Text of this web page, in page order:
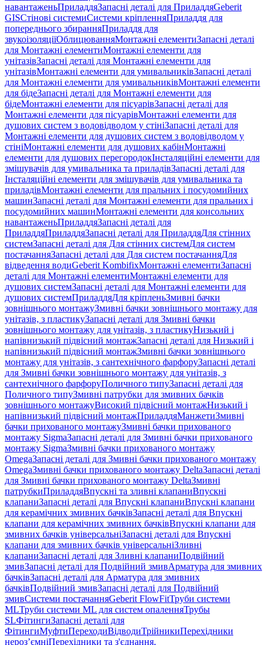
навантаженьПриладдяЗапасні деталі для ПриладдяGeberit
GISСтінові системиСистеми кріпленняПриладдя для
попереднього збиранняПриладдя для
звукоізоляціїОблицюванняМонтажні елементиЗапасні деталі
для Монтажні елементиМонтажні елементи для
унітазівЗапасні деталі для Монтажні елементи для
унітазівМонтажні елементи для умивальниківЗапасні деталі
для Монтажні елементи для умивальниківМонтажні елементи
для бідеЗапасні деталі для Монтажні елементи для
бідеМонтажні елементи для пісуарівЗапасні деталі для
Монтажні елементи для пісуарівМонтажні елементи для
душових систем з водовідводом у стініЗапасні деталі для
Монтажні елементи для душових систем з водовідводом у
стініМонтажні елементи для душових кабінМонтажні
елементи для душових перегородокІнсталяційні елементи для
змішувачів для умивальника та приладівЗапасні деталі для
Інсталяційні елементи для змішувачів для умивальника та
приладівМонтажні елементи для пральних і посудомийних
машинЗапасні деталі для Монтажні елементи для пральних і
посудомийних машинМонтажні елементи для консольних
навантаженьПриладдяЗапасні деталі для
ПриладдяПриладдяЗапасні деталі для ПриладдяДля стінних
системЗапасні деталі для Для стінних системДля систем
постачанняЗапасні деталі для Для систем постачанняДля
відведення водиGeberit KombifixМонтажні елементиЗапасні
деталі для Монтажні елементиМонтажні елементи для
душових системЗапасні деталі для Монтажні елементи для
душових системПриладдяДля кріпленьЗмивні бачки
зовнішнього монтажуЗмивні бачки зовнішнього монтажу для
унітазів, з пластикуЗапасні деталі для Змивні бачки
зовнішнього монтажу для унітазів, з пластикуНизький і
напівнизький підвісний монтажЗапасні деталі для Низький і
напівнизький підвісний монтажЗмивні бачки зовнішнього
монтажу для унітазів, з сантехнічного фарфоруЗапасні деталі
для Змивні бачки зовнішнього монтажу для унітазів, з
сантехнічного фарфоруПоличного типуЗапасні деталі для
Поличного типуЗмивні патрубки для змивних бачків
зовнішнього монтажуВисокий підвісний монтажНизький і
напівнизький підвісний монтажПриладдяМанжетиЗмивні
бачки прихованого монтажуЗмивні бачки прихованого
монтажу SigmaЗапасні деталі для Змивні бачки прихованого
монтажу SigmaЗмивні бачки прихованого монтажу
OmegaЗапасні деталі для Змивні бачки прихованого монтажу
OmegaЗмивні бачки прихованого монтажу DeltaЗапасні деталі
для Змивні бачки прихованого монтажу DeltaЗмивні
патрубкиПриладдяВпускні та зливні клапаниВпускні
клапаниЗапасні деталі для Впускні клапаниВпускні клапани
для керамічних змивних бачківЗапасні деталі для Впускні
клапани для керамічних змивних бачківВпускні клапани для
змивних бачків універсальніЗапасні деталі для Впускні
клапани для змивних бачків універсальніЗливні
клапаниЗапасні деталі для Зливні клапаниПодвійний
змивЗапасні деталі для Подвійний змивАрматура для змивних
бачкiвЗапасні деталі для Арматура для змивних
бачкiвПодвійний змивЗапасні деталі для Подвійний
змивСистеми постачанняGeberit FlowFitТруби системи
MLТруби системи ML для систем опаленняТрубы
SLФітингиЗапасні деталі для
ФітингиМуфтиПереходиВідводиТрійникиПерехідники
нероз’ємніПерехідники та з'єднання,